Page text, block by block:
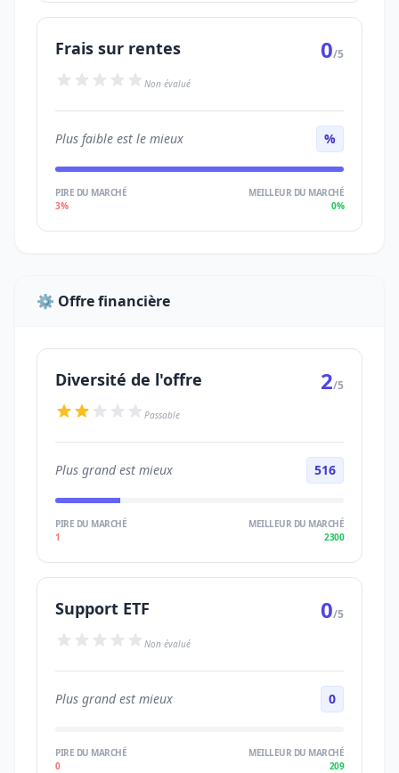
Frais sur rentes 0/5
Non évalué
Plus faible est le mieux %
PIRE DU MARCHÉ
3%
MEILLEUR DU MARCHÉ
0%
⚙️ Offre financière
Diversité de l'offre 2/5
Passable
Plus grand est mieux 516
PIRE DU MARCHÉ
1
MEILLEUR DU MARCHÉ
2300
Support ETF 0/5
Non évalué
Plus grand est mieux 0
PIRE DU MARCHÉ
0
MEILLEUR DU MARCHÉ
209